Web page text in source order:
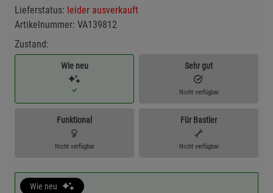
Lieferstatus: leider ausverkauft
Artikelnummer: VA139812
Zustand:
Wie neu Sehr gut
Nicht verfügbar
Funktional
Nicht verfügbar
Für Bastler
Nicht verfügbar
Wie neu